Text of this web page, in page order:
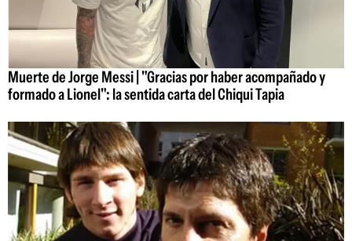
Muerte de Jorge Messi | "Gracias por haber acompañado y
formado a Lionel": la sentida carta del Chiqui Tapia